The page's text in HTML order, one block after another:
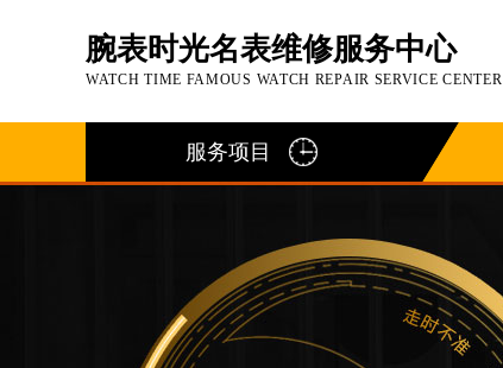
腕表时光名表维修服务中心
WATCH TIME FAMOUS WATCH REPAIR SERVICE CENTER
服务项目